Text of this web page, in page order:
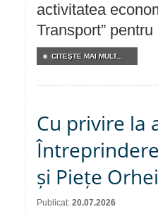
activitatea
Transport” pentru
CITEŞTE MAI MULT...
Cu privire la
și Piețe
Publicat: 20.07.2026